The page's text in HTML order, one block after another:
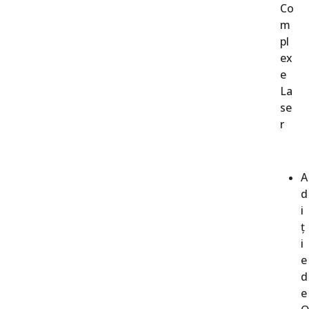
Co
m
pl
ex
e
La
se
r
A
d
i
ț
i
e
d
e